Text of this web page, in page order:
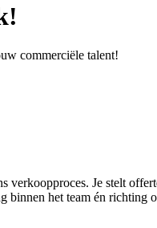
commerciële talent!
Je stelt
binnen het team én richting